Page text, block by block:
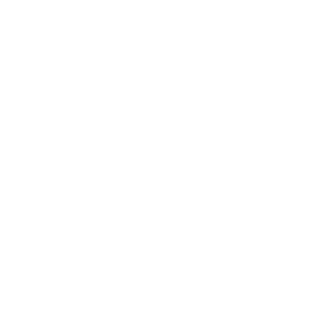
лица,
выброса
причине
Сmах
При
почек